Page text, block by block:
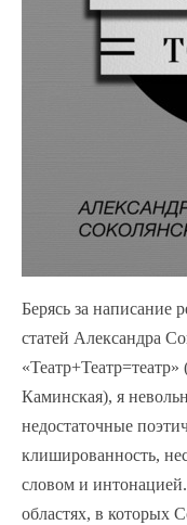
Берясь за написание
статей Александра
Каминская), я
недостаточные
клишированность,
словом и
областях, в которых